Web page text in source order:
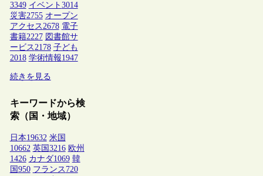
3349 イベント 3014
災害2755 オープン
アクセス2678 電子
書籍2227 図書館サ
ービス2178 子ども
2018 学術情報1947
続きを見る
キーワードから検
索（国・地域）
日本19632 米国
10662 英国 3216 欧州
1426 カナダ1069 韓
国 950 フランス 720